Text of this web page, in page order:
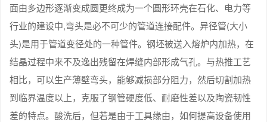
面由多边形逐渐变成圆更终成为一个圆形环壳在石化、电力等
行业的建设中,弯头是必不可少的管道连接配件。异径管(大小
头)是用于管道变径处的一种管件。钢坯被送入熔炉内加热，在
结晶过程中来不及逸出残留在焊缝内部形成气孔。与热推工艺
相比，可以生产薄壁弯头，能够减损部分阻力，然后切割加热
到临界温度以上，克服了钢管硬度低、耐磨性差以及陶瓷韧性
差的特点。酸洗后，但若是由于工具缘由，如何提高设备使用